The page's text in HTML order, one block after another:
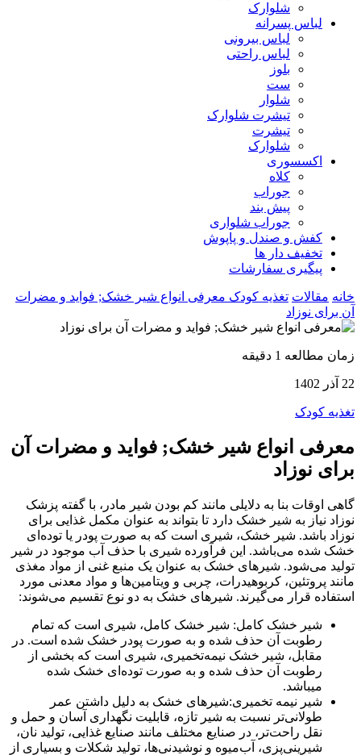
شلوارک
لباس پسرانه
لباس بیرونی
لباس راحتی
بلوز
ست
شلوار
تیشرت شلوارک
تیشرت
شلوارک
اکسسوری
کلاه
جوراب
پیش بند
جوراب شلواری
کفش و صندل و پاپوش
تخفیف دار ها
پیگیری سفارشات
مقالات تغذیه کودکمعرفی انواع شیر خشک; فواید و مضرات
برای نوزاد
مطالعه 1 دقیقه
کودک
انواع شیر خشک; فواید و مضرات آن
نوزاد
اوقات بنا به دلایلی مانند کم بودن شیر مادر، با گفته پزشک
نیاز به شیر خشک دارد تا بتواند به عنوان مکمل غذایی برای
باشد. شیر خشک، شیری است که به صورت پودر یا توده‌ای
شده می‌باشد. این فرآورده شیری با حذف آب موجود در شیر
می‌شود. شیرهای خشک به عنوان یک منبع غنی از مواد مغذی
پروتئین، کربوهیدرات، چربی و ویتامین‌ها و مواد معدنی مورد
قرار می‌گیرند. شیرهای خشک به دو نوع تقسیم می‌شوند:
شیر خشک کامل: شیر خشک کامل، شیری است که تمام
رطوبت آن حذف شده و به صورت پودر خشک شده است. در
مقابل، شیر خشک نیمه‌تخمیری، شیری است که بخشی از
رطوبت آن حذف شده و به صورت توده‌ای خشک شده
شیر نیمه تخمیری:شیرهای خشک به دلیل داشتن عمر
طولانی‌تر نسبت به شیر تازه، قابلیت نگهداری آسان و حمل و
نقل راحت‌تر، در صنایع مختلف مانند صنایع غذایی، تولید نان،
شیرینی‌پزی، آب‌میوه و نوشیدنی‌ها، تولید شکلات و بسیاری از